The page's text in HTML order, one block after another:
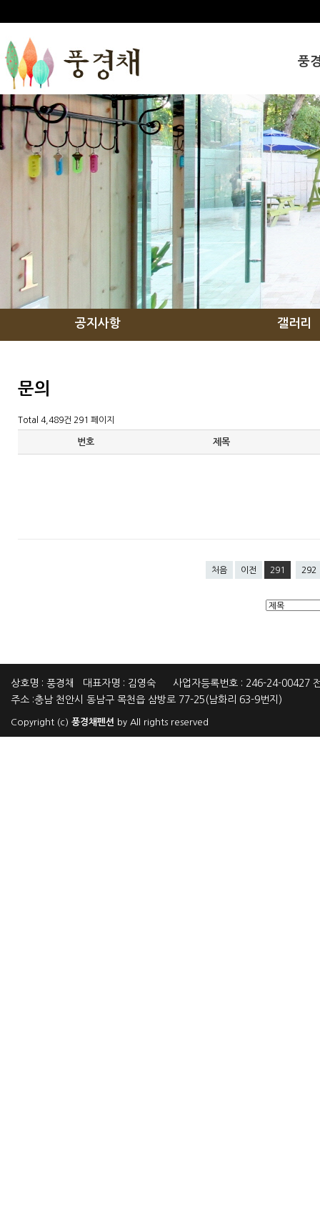
풍
인사
풍경
오시
공지사항 갤러리
문의
Total 4,489건 291 페이지
번호 제목
처음 이전 291 292
상호명 : 풍경채 대표자명 : 김영숙 사업자등록번호 : 246-24-00427
주소 :충남 천안시 동남구 목천읍 삼방로 77-25(남화리 63-9번지)
Copyright (c) 풍경채펜션 by All rights reserved